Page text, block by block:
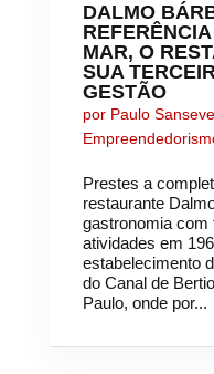
DALMO
MAR, O
SUA
GESTÃO
por Paulo
Prestes a
restaurante
gastronomia com
atividades em
estabelecimento
do Canal de
Paulo, onde por...